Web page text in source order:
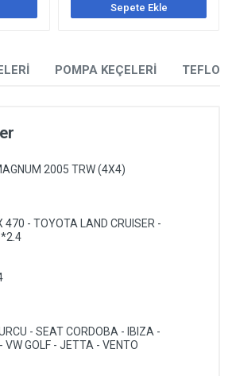
POMPA KEÇELERİ
2005 TRW (4X4)
470 - TOYOTA LAND CRUISER -
- SEAT CORDOBA - IBIZA -
VW GOLF - JETTA - VENTO
Sepete Ekle